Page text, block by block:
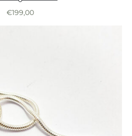
€199,00